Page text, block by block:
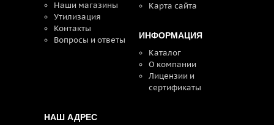
Наши магазины
Утилизация
Контакты
Вопросы и ответы
Карта сайта
ИНФОРМАЦИЯ
Каталог
О компании
Лицензии и
сертификаты
НАШ АДРЕС